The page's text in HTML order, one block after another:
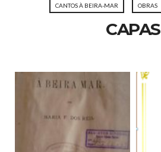
CANTOS À BEIRA-MAR OBRAS
CAPAS